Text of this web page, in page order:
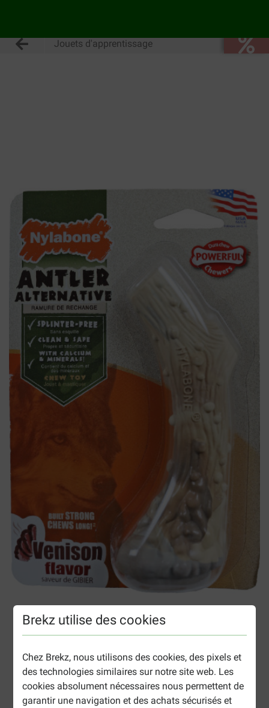
Brekz utilise des cookies
Chez Brekz, nous utilisons des cookies, des pixels et
des technologies similaires sur notre site web. Les
cookies absolument nécessaires nous permettent de
garantir une navigation et des achats sécurisés et
Jouets d'apprentissage